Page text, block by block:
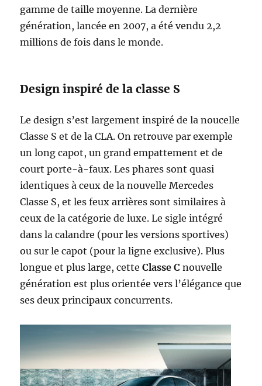
gamme de taille moyenne. La dernière
génération, lancée en 2007, a été vendu 2,2
millions de fois dans le monde.
Design inspiré de la classe S
Le design s’est largement inspiré de la noucelle
Classe S et de la CLA. On retrouve par exemple
un long capot, un grand empattement et de
court porte-à-faux. Les phares sont quasi
identiques à ceux de la nouvelle Mercedes
Classe S, et les feux arrières sont similaires à
ceux de la catégorie de luxe. Le sigle intégré
dans la calandre (pour les versions sportives)
ou sur le capot (pour la ligne exclusive). Plus
longue et plus large, cetteClasse C nouvelle
génération est plus orientée vers l’élégance que
ses deux principaux concurrents.